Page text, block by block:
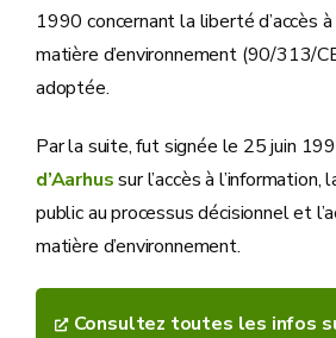
1990 concernant la liberté d’accès à
matière d’environnement (90/313/
adoptée.
Par la suite, fut signée le 25 juin
d’Aarhussur l’accès à l’information,
public au processus décisionnel et
matière d’environnement.
Consultez toutes les infos